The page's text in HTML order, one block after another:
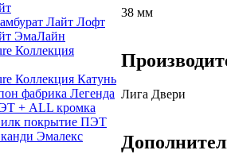
Лайт Лофт
ЭмаЛайн
Коллекция
Коллекция Катунь
фабрика Легенда
+ ALL кромка
покрытие ПЭТ
Эмалекс
38 мм
Лига Двери